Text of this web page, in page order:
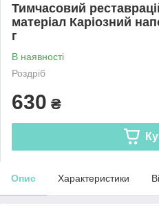
Тимчасовий
матеріал Каріозний
г
В наявності
Роздріб
630 ₴
Опис Характеристики